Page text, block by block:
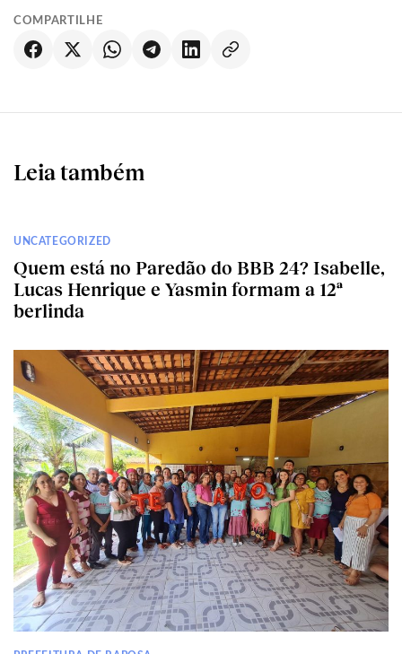
COMPARTILHE
Leia também
UNCATEGORIZED
Quem está no Paredão do BBB 24? Isabelle,
Lucas Henrique e Yasmin formam a 12ª
berlinda